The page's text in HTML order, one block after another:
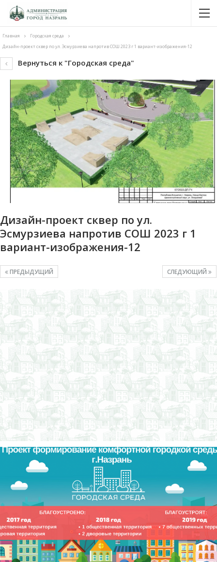
Главная
Городская среда
Дизайн-проект сквер по ул. Эсмурзиева напротив СОШ 2023 г 1 вариант-изображения-12
Вернуться к "Городская среда"
Дизайн-проект сквер по ул.
Эсмурзиева напротив СОШ 2023 г 1
вариант-изображения-12
СЛЕДУЮЩИЙ
ПРЕДЫДУЩИЙ